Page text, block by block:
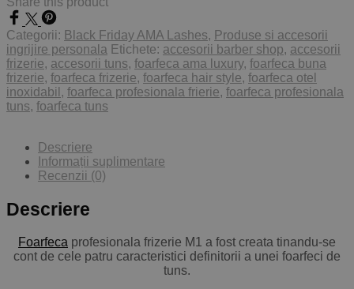
Categorii: Black Friday AMA Lashes, Produse si accesorii
ingrijire personala Etichete: accesorii barber shop, accesorii
frizerie, accesorii tuns, foarfeca ama luxury, foarfeca buna
frizerie, foarfeca frizerie, foarfeca hair style, foarfeca otel
inoxidabil , foarfeca profesionala frierie, foarfeca profesionala
tuns, foarfeca tuns
Descriere
Informații suplimentare
Recenzii (0)
Descriere
Foarfeca profesionala frizerie M1 a fost creata tinandu-se
cont de cele patru caracteristici definitorii a unei foarfeci de
tuns.